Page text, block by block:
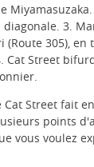
diagonale. 3.
(Route 305),
Cat Street
Street fait
points
vous voulez